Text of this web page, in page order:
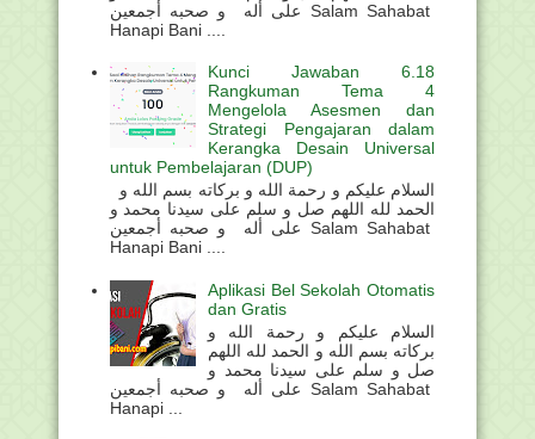
على أله و صحبه أجمعين Salam Sahabat
Hanapi Bani ....
Kunci Jawaban 6.18
Rangkuman Tema 4
Mengelola Asesmen dan
Strategi Pengajaran dalam
Kerangka Desain Universal
untuk Pembelajaran (DUP)
الحمد لله اللهم صل و سلم على سيدنا محمد و
على أله و صحبه أجمعين Salam Sahabat
Hanapi Bani ....
Aplikasi Bel Sekolah Otomatis
dan Gratis
السلام عليكم و رحمة الله و
بركاته بسم الله و الحمد لله اللهم
صل و سلم على سيدنا محمد و
على أله و صحبه أجمعين Salam Sahabat
Hanapi ...